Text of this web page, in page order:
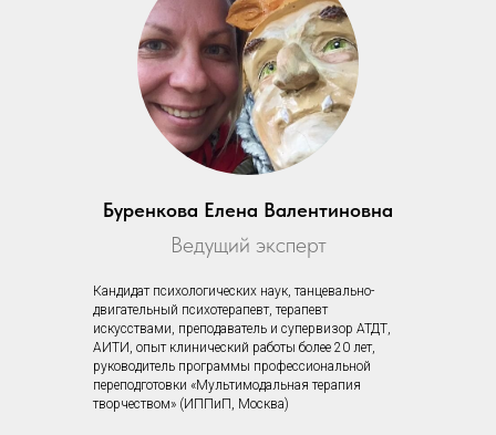
Буренкова Елена Валентиновна
Ведущий эксперт
Кандидат психологических наук, танцевально-
двигательный психотерапевт, терапевт
искусствами, преподаватель и супервизор АТДТ,
АИТИ, опыт клинический работы более 20 лет,
руководитель программы профессиональной
переподготовки «Мультимодальная терапия
творчеством» (ИППиП, Москва)